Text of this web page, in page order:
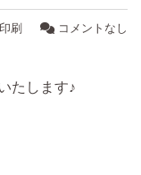
印刷 コメントなし
たします♪